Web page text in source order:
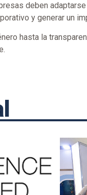
deben
y generar un
hasta la